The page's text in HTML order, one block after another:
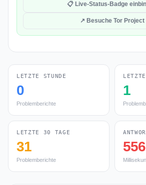
📋 Live-Status-Badge
↗ Besuche Tor Project
LETZTE STUNDE
0
Problemberichte
1
LETZTE 30 TAGE
31
Problemberichte